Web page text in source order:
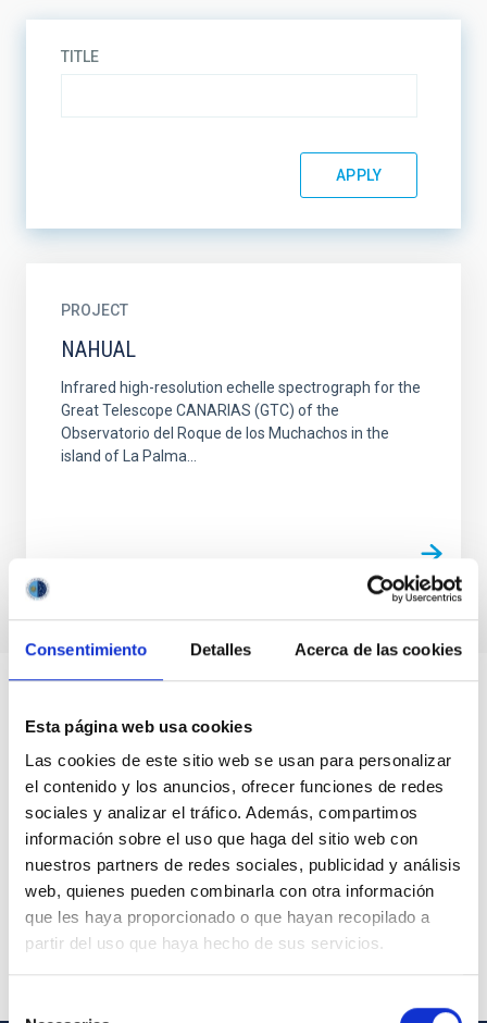
Consentimiento Detalles Acerca de las cookies
Esta página web usa cookies
Las cookies de este sitio web se usan para personalizar
el contenido y los anuncios, ofrecer funciones de redes
sociales y analizar el tráfico. Además, compartimos
información sobre el uso que haga del sitio web con
nuestros partners de redes sociales, publicidad y análisis
web, quienes pueden combinarla con otra información
que les haya proporcionado o que hayan recopilado a
partir del uso que haya hecho de sus servicios.
TITLE
PROJECT
NAHUAL
Infrared high-resolution echelle spectrograph for the
Great Telescope CANARIAS (GTC) of the
Observatorio del Roque de los Muchachos in the
island of La Palma...